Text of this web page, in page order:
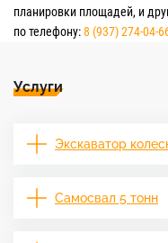
планировки площадей, и
по телефону:8 (937) 274-04-
Услуги
Экскаватор
Самосвал 5 тонн